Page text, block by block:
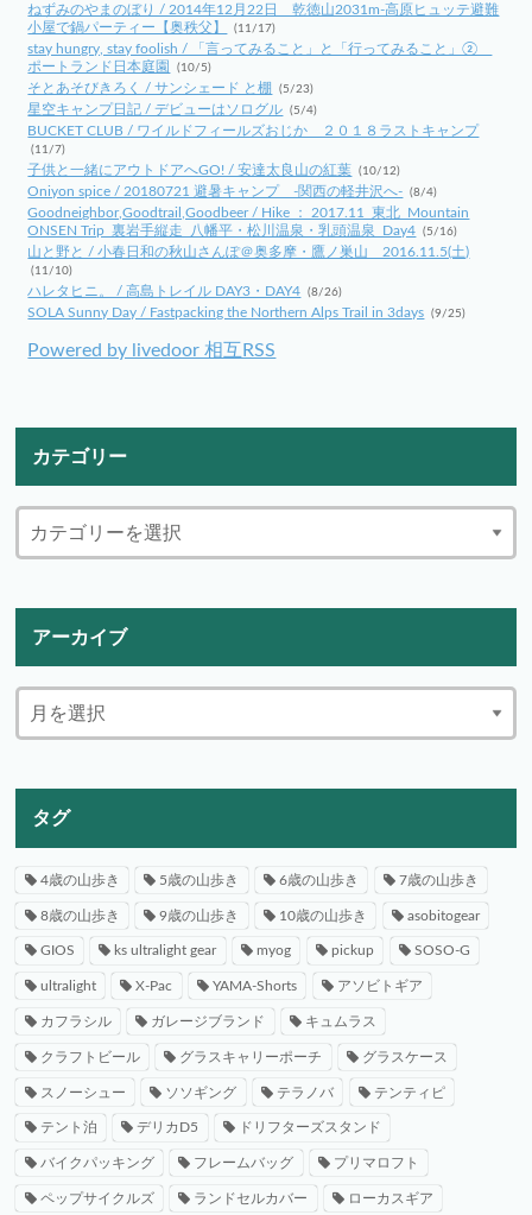
ねずみのやまのぼり / 2014年12月22日 乾徳山2031m-高原ヒュッテ避難
小屋で鍋パーティー【奥秩父】
(11/17)
stay hungry, stay foolish / 「言ってみること」と「行ってみること」②
ポートランド日本庭園
(10/5)
そとあそびきろく / サンシェード と棚 (5/23)
星空キャンプ日記 / デビューはソログル (5/4)
BUCKET CLUB / ワイルドフィールズおじか ２０１８ラストキャンプ
(11/7)
子供と一緒にアウトドアへGO! / 安達太良山の紅葉 (10/12)
Oniyon spice / 20180721 避暑キャンプ -関西の軽井沢へ- (8/4)
Goodneighbor,Goodtrail,Goodbeer / Hike ： 2017.11_東北_Mountain
ONSEN Trip_裏岩手縦走_八幡平・松川温泉・乳頭温泉_Day4 (5/16)
山と野と / 小春日和の秋山さんぽ＠奥多摩・鷹ノ巣山 2016.11.5(土)
(11/10)
ハレタヒニ。 / 高島トレイル DAY3・DAY4 (8/26)
SOLA Sunny Day / Fastpacking the Northern Alps Trail in 3days (9/25)
Powered by livedoor 相互RSS
カテゴリー
アーカイブ
タグ
4歳の山歩き 5歳の山歩き 6歳の山歩き 7歳の山歩き
8歳の山歩き 9歳の山歩き 10歳の山歩き asobitogear
GIOS ks ultralight gear myog pickup SOSO-G
ultralight X-Pac YAMA-Shorts アソビトギア
カフラシル ガレージブランド キュムラス
クラフトビール グラスキャリーポーチ グラスケース
スノーシュー ソソギング テラノバ テンティピ
テント泊 デリカD5 ドリフターズスタンド
バイクパッキング フレームバッグ プリマロフト
ペップサイクルズ ランドセルカバー ローカスギア